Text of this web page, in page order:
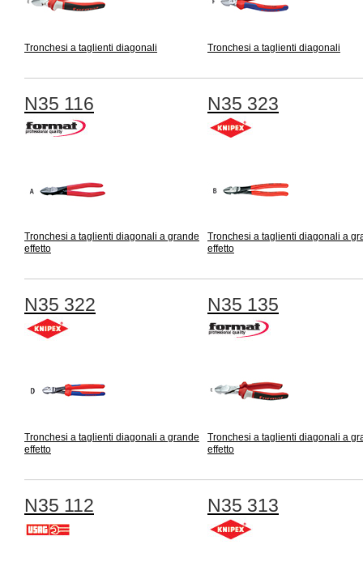
Tronchesi a taglienti diagonali Tronchesi a taglienti diagonali
N35 116
Tronchesi a taglienti diagonali a grande
effetto
N35 323
Tronchesi a taglienti diagonali a
effetto
N35 322
Tronchesi a taglienti diagonali a grande
effetto
N35 135
Tronchesi a taglienti diagonali a
effetto
N35 112 N35 313